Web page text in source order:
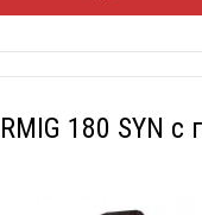
180 SYN с